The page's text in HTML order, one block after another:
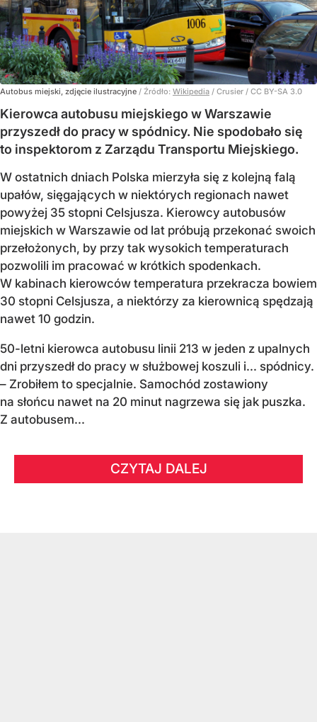
Autobus miejski, zdjęcie ilustracyjne / Źródło: Wikipedia / Crusier / CC BY-SA 3.0
Kierowca autobusu miejskiego w Warszawie
przyszedł do pracy w spódnicy. Nie spodobało się
to inspektorom z Zarządu Transportu Miejskiego.
W ostatnich dniach Polska mierzyła się z kolejną falą
upałów, sięgających w niektórych regionach nawet
powyżej 35 stopni Celsjusza. Kierowcy autobusów
miejskich w Warszawie od lat próbują przekonać swoich
przełożonych, by przy tak wysokich temperaturach
pozwolili im pracować w krótkich spodenkach.
W kabinach kierowców temperatura przekracza bowiem
30 stopni Celsjusza, a niektórzy za kierownicą spędzają
nawet 10 godzin.
50-letni kierowca autobusu linii 213 w jeden z upalnych
dni przyszedł do pracy w służbowej koszuli i... spódnicy.
– Zrobiłem to specjalnie. Samochód zostawiony
na słońcu nawet na 20 minut nagrzewa się jak puszka.
Z autobusem...
CZYTAJ DALEJ